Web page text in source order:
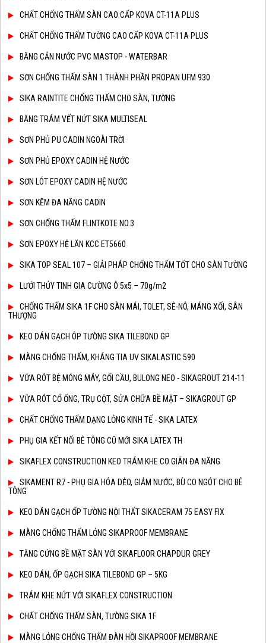
CHẤT CHỐNG THẤM SÀN CAO CẤP KOVA CT-11A PLUS
CHẤT CHỐNG THẤM TƯỜNG CAO CẤP KOVA CT-11A PLUS
BĂNG CẢN NƯỚC PVC MASTOP - WATERBAR
SƠN CHỐNG THẤM SÀN 1 THÀNH PHẦN PROPAN UFM 930
SIKA RAINTITE CHỐNG THẤM CHO SÀN, TƯỜNG
BĂNG TRÁM VẾT NỨT SIKA MULTISEAL
SƠN PHỦ PU CADIN NGOÀI TRỜI
SƠN PHỦ EPOXY CADIN HỆ NƯỚC
SƠN LÓT EPOXY CADIN HỆ NƯỚC
SƠN KẼM ĐA NĂNG CADIN
SƠN CHỐNG THẤM FLINTKOTE NO.3
SƠN EPOXY HỆ LĂN KCC ET5660
SIKA TOP SEAL 107 – GIẢI PHÁP CHỐNG THẤM TỐT CHO SÀN TƯỜNG
LƯỚI THỦY TINH GIA CƯỜNG Ô 5x5 – 70g/m2
CHỐNG THẤM SIKA 1F CHO SÀN MÁI, TOLET, SÊ-NÔ, MÁNG XỐI, SÂN
THƯỢNG
KEO DÁN GẠCH ÔP TƯỜNG SIKA TILEBOND GP
MÀNG CHỐNG THẤM, KHÁNG TIA UV SIKALASTIC 590
VỮA RÓT BỆ MÓNG MÁY, GỐI CẦU, BULONG NEO - SIKAGROUT 214-11
VỮA RÓT CỔ ỐNG, TRỤ CỘT, SỬA CHỮA BỀ MẶT – SIKAGROUT GP
CHẤT CHỐNG THẤM DẠNG LỎNG KINH TẾ - SIKA LATEX
PHỤ GIA KẾT NỐI BÊ TÔNG CŨ MỚI SIKA LATEX TH
SIKAFLEX CONSTRUCTION KEO TRÁM KHE CO GIÃN ĐA NĂNG
SIKAMENT R7 - PHỤ GIA HÓA DẺO, GIẢM NƯỚC, BÙ CO NGÓT CHO BÊ
TÔNG
KEO DÁN GẠCH ỐP TƯỜNG NỘI THẤT SIKACERAM 75 EASY FIX
MÀNG CHỐNG THẤM LỎNG SIKAPROOF MEMBRANE
TĂNG CỨNG BỀ MẶT SÀN VỚI SIKAFLOOR CHAPDUR GREY
KEO DÁN, ỐP GẠCH SIKA TILEBOND GP – 5KG
TRÁM KHE NỨT VỚI SIKAFLEX CONSTRUCTION
CHẤT CHỐNG THẤM SÀN, TƯỜNG SIKA 1F
MÀNG LỎNG CHỐNG THẤM ĐÀN HỒI SIKAPROOF MEMBRANE